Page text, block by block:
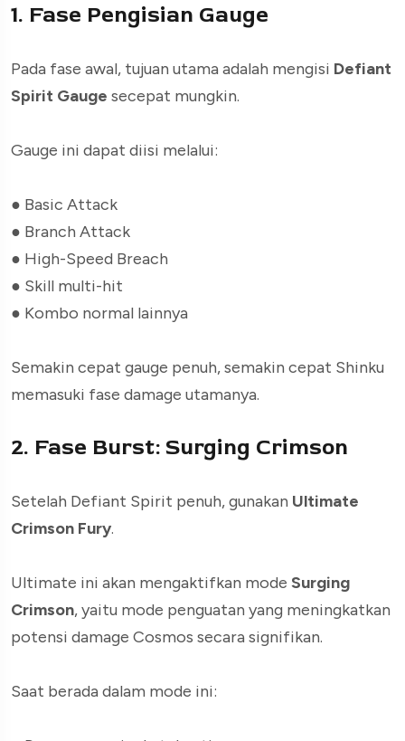
1. Fase Pengisian Gauge
Pada fase awal, tujuan utama adalah mengisi Defiant
Spirit Gauge secepat mungkin.
Gauge ini dapat diisi melalui:
● Basic Attack
● Branch Attack
● High-Speed Breach
● Skill multi-hit
● Kombo normal lainnya
Semakin cepat gauge penuh, semakin cepat Shinku
memasuki fase damage utamanya.
2. Fase Burst: Surging Crimson
Setelah Defiant Spirit penuh, gunakan Ultimate
Crimson Fury.
Ultimate ini akan mengaktifkan mode Surging
Crimson, yaitu mode penguatan yang meningkatkan
potensi damage Cosmos secara signifikan.
Saat berada dalam mode ini: